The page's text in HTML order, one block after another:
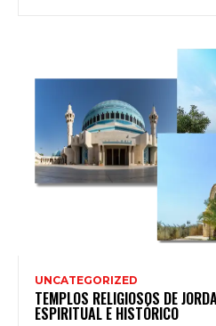
UNCATEGORIZED
TEMPLOS RELIGIOSOS DE
ESPIRITUAL E HISTÓRICO